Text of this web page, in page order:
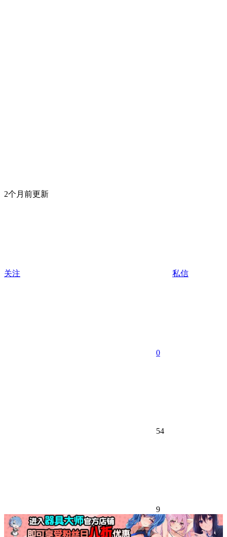
2个月前更新
关注 私信
0
54
9